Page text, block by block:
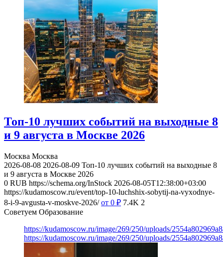
Топ-10 лучших событий на выходные 8
и 9 августа в Москве 2026
Москва Москва
2026-08-08 2026-08-09 Топ-10 лучших событий на выходные 8
и 9 августа в Москве 2026
0 RUB https://schema.org/InStock 2026-08-05T12:38:00+03:00
https://kudamoscow.ru/event/top-10-luchshix-sobytij-na-vyxodnye-
8-i-9-avgusta-v-moskve-2026/ от 0 ₽ 7.4K 2
Советуем Образование
https://kudamoscow.ru/image/269/250/uploads/
https://kudamoscow.ru/image/269/250/uploads/